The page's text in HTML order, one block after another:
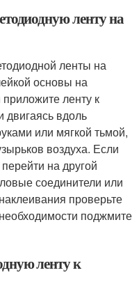
ленту на
ленты на
основы на
ленту к
двигаясь вдоль
или мягкой тьмой,
воздуха. Если
на другой
соединители или
проверьте
поджмите
ленту к